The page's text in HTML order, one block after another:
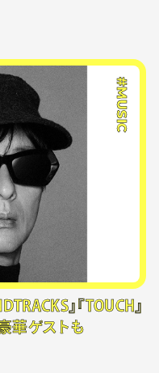
#MUSIC
』『TOUCH』
華ゲストも